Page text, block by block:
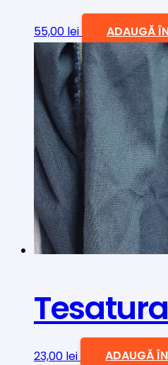
55,00 lei ADAUGĂ
23,00 lei ADAUGĂ